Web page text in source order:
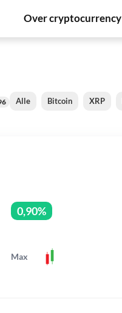
Over cryptocurrency
Alle Bitcoin XRP
0,90%
Max